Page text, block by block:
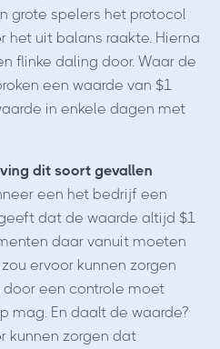
grote spelers het protocol
het uit balans raakte. Hierna
flinke daling door. Waar de
een waarde van $1
in enkele dagen met
dit soort gevallen
een het bedrijf een
dat de waarde altijd $1
daar vanuit moeten
ervoor kunnen zorgen
een controle moet
mag. En daalt de waarde?
kunnen zorgen dat